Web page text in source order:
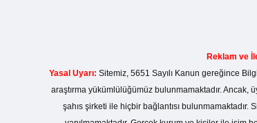
Reklam ve
Yasal Uyarı: Sitemiz, 5651 Sayılı Kanun gereğince
araştırma yükümlülüğümüz bulunmamaktadır. Ancak,
şahıs şirketi ile hiçbir bağlantısı bulunmamaktadır.